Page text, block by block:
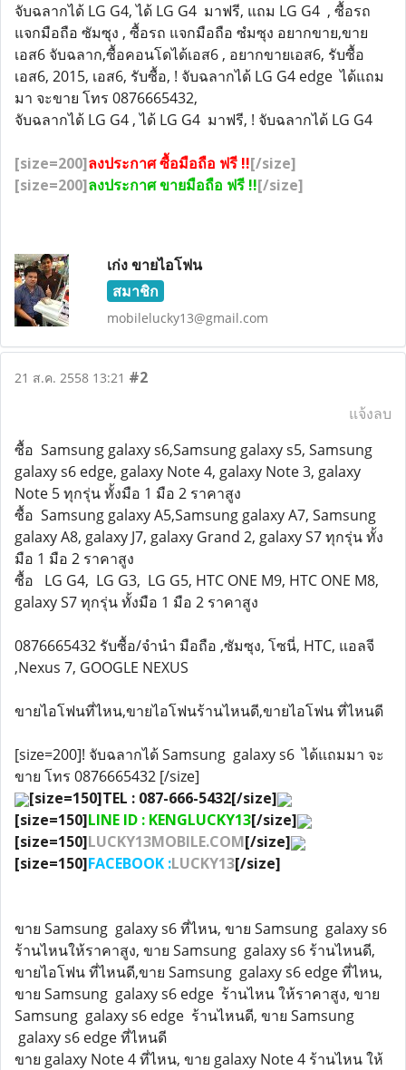
จับฉลากได้ LG G4, ได้ LG G4 มาฟรี, แถม LG G4 , ซื้อรถ
แจกมือถือ ซัมซุง , ซื้อรถ แจกมือถือ ซํมซุง อยากขาย,ขาย
เอส6 จับฉลาก,ซื้อคอนโดได้เอส6 , อยากขายเอส6, รับซื้อ
เอส6, 2015, เอส6, รับซื้อ, ! จับฉลากได้ LG G4 edge ได้แถม
มา จะขาย โทร 0876665432,
จับฉลากได้ LG G4 , ได้ LG G4 มาฟรี, ! จับฉลากได้ LG G4
[size=200]ลงประกาศ ซื้อมือถือ ฟรี !![/size]
[size=200]ลงประกาศ ขายมือถือ ฟรี !![/size]
เก่ง ขายไอโฟน
สมาชิก
mobilelucky13@gmail.com
21 ส.ค. 2558 13:21 #2
แจ้งลบ
ซื้อ Samsung galaxy s6,Samsung galaxy s5, Samsung
galaxy s6 edge, galaxy Note 4, galaxy Note 3, galaxy
Note 5 ทุกรุ่น ทั้งมือ 1 มือ 2 ราคาสูง
ซื้อ Samsung galaxy A5,Samsung galaxy A7, Samsung
galaxy A8, galaxy J7, galaxy Grand 2, galaxy S7 ทุกรุ่น ทั้ง
มือ 1 มือ 2 ราคาสูง
ซื้อ LG G4, LG G3, LG G5, HTC ONE M9, HTC ONE M8,
galaxy S7 ทุกรุ่น ทั้งมือ 1 มือ 2 ราคาสูง
0876665432 รับซื้อ/จำนำ มือถือ ,ซัมซุง, โซนี่, HTC, แอลจี
,Nexus 7, GOOGLE NEXUS
ขายไอโฟนที่ไหน,ขายไอโฟนร้านไหนดี,ขายไอโฟน ที่ไหนดี
[size=200]! จับฉลากได้ Samsung galaxy s6 ได้แถมมา จะ
ขาย โทร 0876665432 [/size]
[size=150]TEL : 087-666-5432[/size]
[size=150]LINE ID : KENGLUCKY13[/size]
[size=150]LUCKY13MOBILE.COM[/size]
[size=150]FACEBOOK :LUCKY13[/size]
ขาย Samsung galaxy s6 ที่ไหน, ขาย Samsung galaxy s6
ร้านไหนให้ราคาสูง, ขาย Samsung galaxy s6 ร้านไหนดี,
ขายไอโฟน ที่ไหนดี,ขาย Samsung galaxy s6 edge ที่ไหน,
ขาย Samsung galaxy s6 edge ร้านไหน ให้ราคาสูง, ขาย
Samsung galaxy s6 edge ร้านไหนดี, ขาย Samsung
galaxy s6 edge ที่ไหนดี
ขาย galaxy Note 4 ที่ไหน, ขาย galaxy Note 4 ร้านไหน ให้